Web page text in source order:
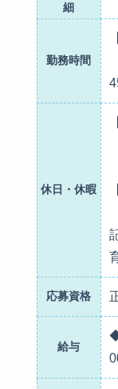
細
勤務時間
休日・休暇
応募資格
給与